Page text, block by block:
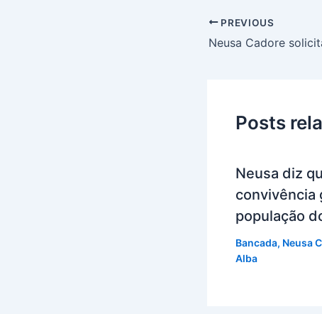
PREVIOUS
Posts
Neusa diz
convivência
população
Bancada, Neusa
Alba